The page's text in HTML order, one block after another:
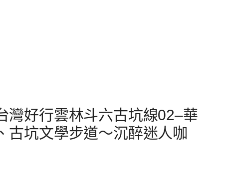
灣好行雲林斗六古坑線02–華
古坑文學步道～沉醉迷人咖